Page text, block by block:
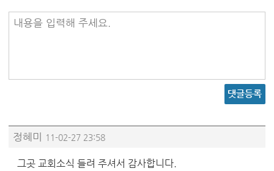
내용을 입력해 주세요.
댓글등록
정혜미 11-02-27 23:58
그곳 교회소식 들려 주셔서 감사합니다.